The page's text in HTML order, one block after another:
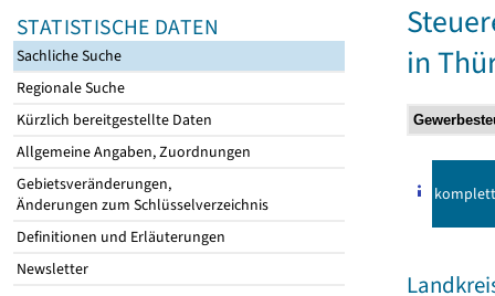
STATISTISCHE DATEN
Sachliche Suche
Regionale Suche
Kürzlich bereitgestellte Daten
Allgemeine Angaben, Zuordnungen
Gebietsveränderungen,
Änderungen zum Schlüsselverzeichnis
Definitionen und Erläuterungen
Newsletter
in
komplett